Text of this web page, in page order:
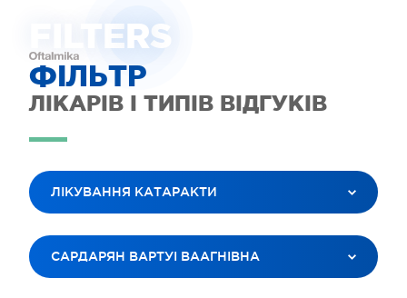
FILTERS
ФІЛЬТР
ЛІКАРІВ І ТИПІВ ВІДГУКІВ
ЛІКУВАННЯ КАТАРАКТИ
ВСІ ПОСЛУГИ
ЛАЗЕРНА КОРЕКЦІЯ ЗОРУ
САРДАРЯН ВАРТУІ ВААГНІВНА